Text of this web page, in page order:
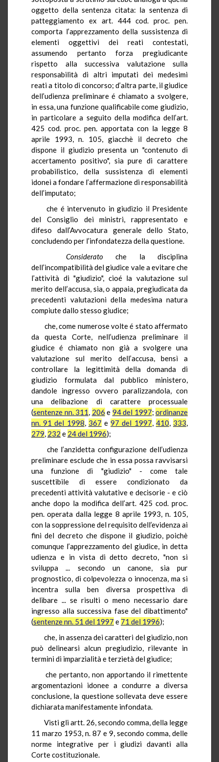
oggetto della sentenza citata: la sentenza di
patteggiamento ex art. 444 cod. proc. pen.
comporta l’apprezzamento della sussistenza di
elementi oggettivi dei reati contestati,
assumendo pertanto forza pregiudicante
rispetto alla successiva valutazione sulla
responsabilità di altri imputati dei medesimi
reati a titolo di concorso; d’altra parte, il giudice
dell’udienza preliminare é chiamato a svolgere,
in essa, una funzione qualificabile come giudizio,
in particolare a seguito della modifica dell’art.
425 cod. proc. pen. apportata con la legge 8
aprile 1993, n. 105, giacchè il decreto che
dispone il giudizio presenta un "contenuto di
accertamento positivo", sia pure di carattere
probabilistico, della sussistenza di elementi
idonei a fondare l’affermazione di responsabilità
dell’imputato;
che é intervenuto in giudizio il Presidente
del Consiglio dei ministri, rappresentato e
difeso dall’Avvocatura generale dello Stato,
concludendo per l’infondatezza della questione.
Consideratoche la disciplina
dell’incompatibilità del giudice vale a evitare che
l’attività di "giudizio", cioé la valutazione sul
merito dell’accusa, sia, o appaia, pregiudicata da
precedenti valutazioni della medesima natura
compiute dallo stesso giudice;
che, come numerose volte é stato affermato
da questa Corte, nell’udienza preliminare il
giudice é chiamato non già a svolgere una
valutazione sul merito dell’accusa, bensì a
controllare la legittimità della domanda di
giudizio formulata dal pubblico ministero,
dandole ingresso ovvero paralizzandola, con
una delibazione di carattere processuale
(sentenze nn. 311, 206 e 94 del 1997; ordinanze
nn. 91 del 1998, 367 e97 del 1997, 410, 333,
279, 232 e 24 del 1996);
che l’anzidetta configurazione dell’udienza
preliminare esclude che in essa possa ravvisarsi
una funzione di "giudizio" - come tale
suscettibile di essere condizionato da
precedenti attività valutative e decisorie - e ciò
anche dopo la modifica dell’art. 425 cod. proc.
pen. operata dalla legge 8 aprile 1993, n. 105,
con la soppressione del requisito dell’evidenza ai
fini del decreto che dispone il giudizio, poichè
comunque l’apprezzamento del giudice, in detta
udienza e in vista di detto decreto, "non si
sviluppa ... secondo un canone, sia pur
prognostico, di colpevolezza o innocenza, ma si
incentra sulla ben diversa prospettiva di
delibare ... se risulti o meno necessario dare
ingresso alla successiva fase del dibattimento"
(sentenze nn. 51 del 1997 e 71 del 1996);
che, in assenza dei caratteri del giudizio, non
può delinearsi alcun pregiudizio, rilevante in
termini di imparzialità e terzietà del giudice;
che pertanto, non apportando il rimettente
argomentazioni idonee a condurre a diversa
conclusione, la questione sollevata deve essere
dichiarata manifestamente infondata.
Visti gli artt. 26, secondo comma, della legge
11 marzo 1953, n. 87 e 9, secondo comma, delle
norme integrative per i giudizi davanti alla
Corte costituzionale.